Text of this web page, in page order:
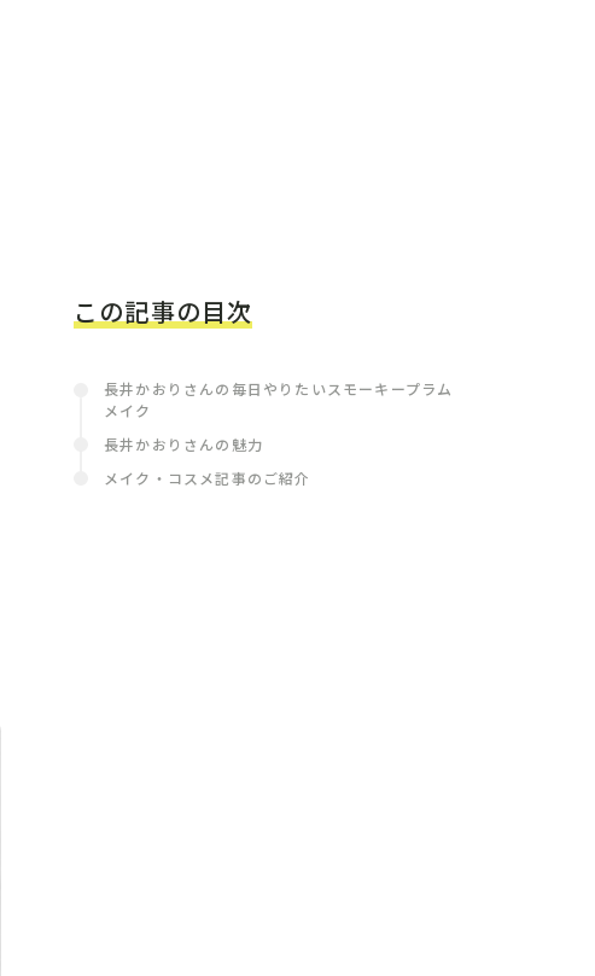
この記事の目次
長井かおりさんの毎日やりたいスモーキープラム
メイク
長井かおりさんの魅力
メイク・コスメ記事のご紹介